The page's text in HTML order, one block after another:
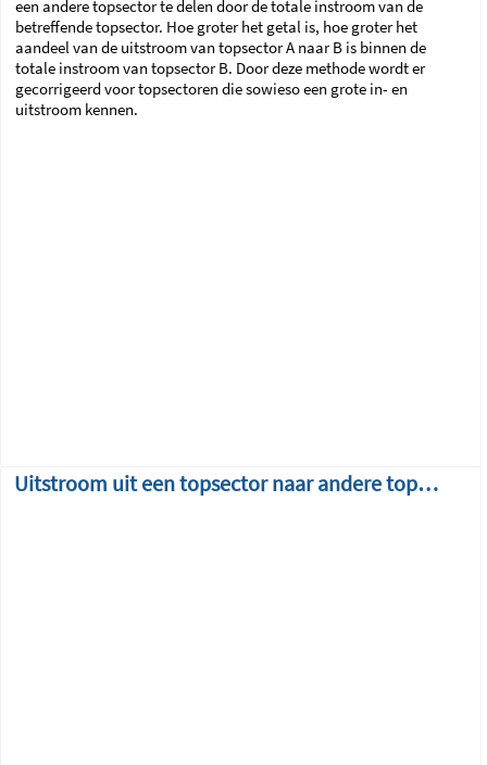
een andere topsector te delen door de totale instroom van de
betreffende topsector. Hoe groter het getal is, hoe groter het
aandeel van de uitstroom van topsector A naar B is binnen de
totale instroom van topsector B. Door deze methode wordt er
gecorrigeerd voor topsectoren die sowieso een grote in- en
uitstroom kennen.
Uitstroom uit een topsector naar andere topsectoren over de tijd